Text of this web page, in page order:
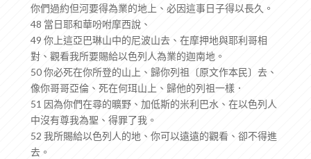
你們過約但河要得為業的地上、必因這事日子得以長久。
48 當日耶和華吩咐摩西說、
49 你上這亞巴琳山中的尼波山去、在摩押地與耶利哥相
對、觀看我所要賜給以色列人為業的迦南地。
50 你必死在你所登的山上、歸你列祖〔原文作本民〕去、
像你哥哥亞倫、死在何珥山上、歸他的列祖一樣．
51 因為你們在尋的曠野、加低斯的米利巴水、在以色列人
中沒有尊我為聖、得罪了我。
52 我所賜給以色列人的地、你可以遠遠的觀看、卻不得進
去。